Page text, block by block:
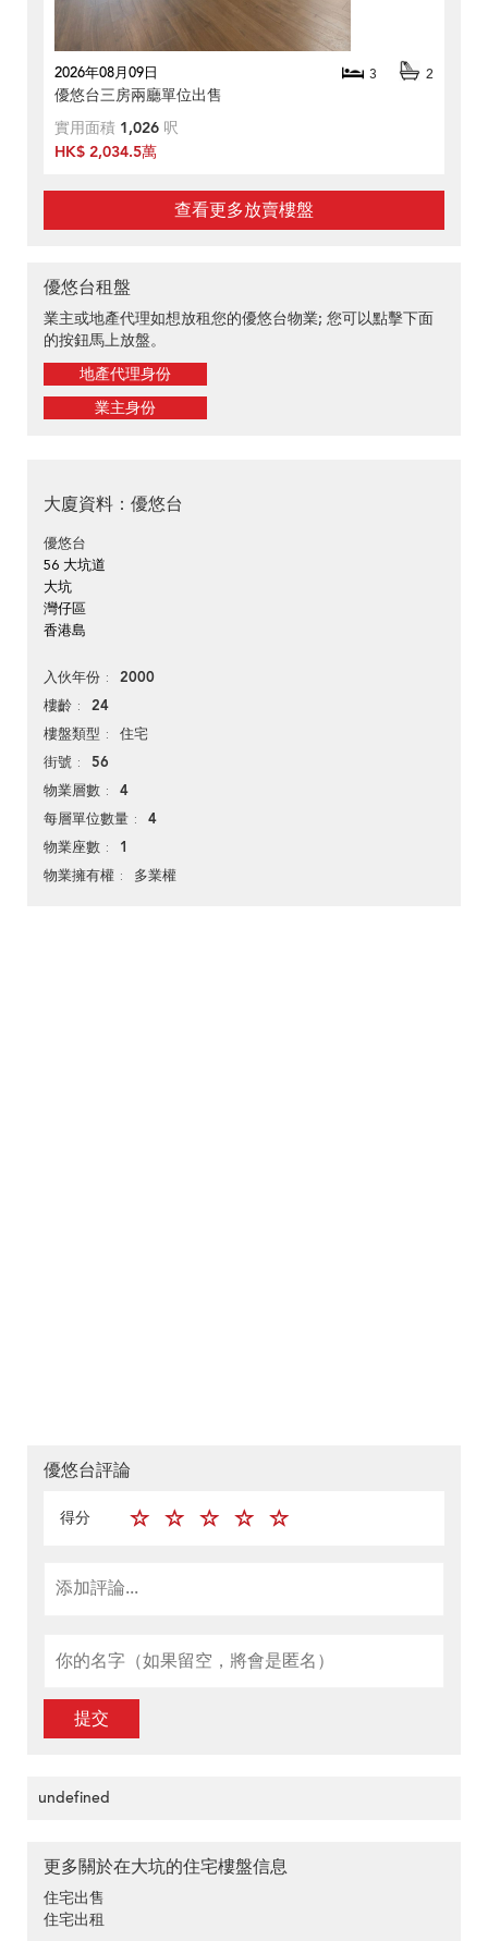
2026年08月09日 3 2
優悠台三房兩廳單位出售
實用面積 1,026 呎
HK$ 2,034.5萬
查看更多放賣樓盤
優悠台租盤
業主或地產代理如想放租您的優悠台物業; 您可以點擊下面
的按鈕馬上放盤。
地產代理身份
業主身份
大廈資料：優悠台
優悠台
56 大坑道
大坑
灣仔區
香港島
入伙年份 2000
樓齡 24
樓盤類型 住宅
街號 56
物業層數 4
每層單位數量 4
物業座數 1
物業擁有權 多業權
優悠台評論
得分
提交
undefined
更多關於在大坑的住宅樓盤信息
住宅出售
住宅出租